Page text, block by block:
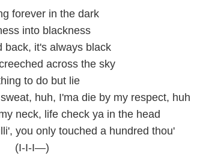
forever in the dark
into blackness
back, it's always black
across the sky
to do but lie
huh, I'ma die by my respect, huh
neck, life check ya in the head
you only touched a hundred thou'
(I-I-I—)